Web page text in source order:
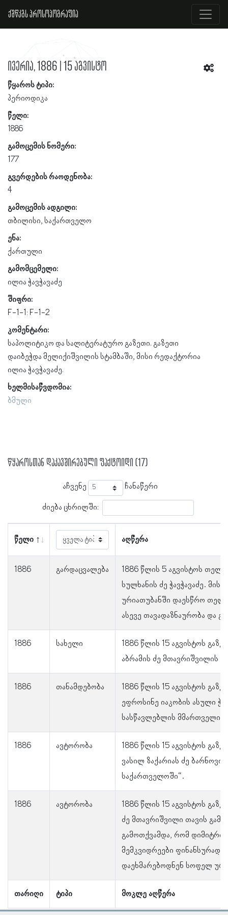
ქშწკგს პროსოპოგრაფია
ივერია, 1886 | 15 აგვისტო
წყაროს ტიპი:
პერიოდიკა
წელი:
1886
გამოცემის ნომერი:
177
გვერდების რაოდენობა:
4
გამოცემის ადგილი:
თბილისი, საქართველო
ენა:
ქართული
გამომცემელი:
ილია ჭავჭავაძე
შიფრი:
F-1-1; F-1-2
კომენტარი:
საპოლიტიკო და სალიტერატურო გაზეთი. გაზეთი
დაიბეჭდა მელიქიშვილის სტამბაში, მისი რედაქტორია
ილია ჭავჭავაძე.
ხელმისაწვდომია:
ბმული
წყაროსთან დაკავშირებული ფაქტოიდი (17)
აჩვენე ჩანაწერი
ძიება ცხრილში:
წელი აღწერა
თარიღი ტიპი მოკლე აღწერა
1886 გარდაცვალება
1886 წლის 5 აგვისტოს
სულხანის ძე ჭავჭავაძე. მის
ურიათუბანში დაესწრო
ასევე თავადაზნაურობა და
1886 სახელი
1886 წლის 15 აგვისტოს
აბრამის ძე მთავრიშვილის
1886 თანამდებობა
1886 წლის 15 აგვისტოს
ეფროსინე იაკობის ასული
სასწავლებლის მმართველი.
1886 ავტორობა
1886 წლის 15 აგვისტოს
ვასილ ზაქარიას ძე
საქართველოში“.
1886 ავტორობა
1886 წლის 15 აგვისტოს
ძე მთავრიშვილი თავის
გამოთქვამდა, რომ დიმიტრი
მემკვიდრეები ფინანსურად
დაეხმარებოდნენ სოფელ